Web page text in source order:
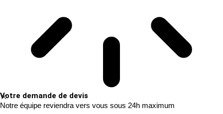
Votre demande de devis
Notre équipe reviendra vers vous sous 24h maximum